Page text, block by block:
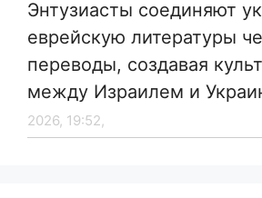
Энтузиасты соединяют
еврейскую литературы
переводы, создавая
между Израилем и
2026, 19:52,